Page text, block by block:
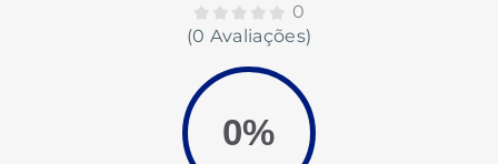
0
(0 Avaliações)
0%